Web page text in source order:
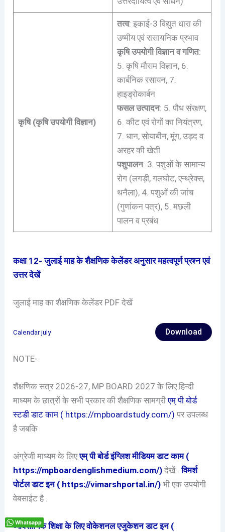
कृषि (कृषि उपयोगी विज्ञान)
तत्व: इकाई-3 विद्युत धारा की
उष्मीय एवं रासायनिक प्रभाव
कृषि उपयोगी विज्ञान व गणित:
5. कृषि मौसम विज्ञान, 6.
कार्बनिक रसायन, 7.
हाइड्रोकार्बन
फसल उत्पादन: 5. पौध संरक्षण,
6. कीट एवं रोगों का नियंत्रण,
7. धान, सोयाबीन, मूंग, उड़द व
अरहर की खेती
पशुपालन: 3. पशुओं के सामान्य
रोग (लगड़ी, गलघोट, एन्थ्रेक्स,
थनैला), 4. पशुओं की जांच
(गुणांकन पत्र), 5. मछली
पालन व प्रबंध
कक्षा 12- जुलाई माह के शैक्षणिक केलेंडर अनुसार महत्वपूर्ण प्रश्न एवं
उत्तर देखें
जुलाई माह का शैक्षणिक केलेंडर PDF देखें
Calendar july Download
NOTE-
शैक्षणिक सत्र 2026-27, MP BOARD 2027 के लिए हिन्दी
माध्यम के छात्रों के सभी प्रकार की शैक्षणिक सामग्रीएम् पी बोर्ड
स्टडी डाट काम ( https://mpboardstudy.com/) पर उपलब्ध
है जबकि
अंग्रेजी माध्यम के लिएएम् पी बोर्ड इंग्लिश मीडियम डाट काम (
https://mpboardenglishmedium.com/) देखें .विमर्श
पोर्टल डाट इन ( https://vimarshportal.in/) भी एक उपयोगी
वेबसाईट है .
व्यावसायिक शिक्षा के लिए वोकेशनल एजुकेशन डाट इन (
Whatsapp